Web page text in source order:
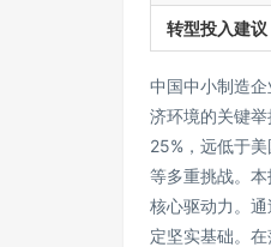
转型投入建议
中国中小制造
济环境的关键
25%，远低于
等多重挑战。
核心驱动力。
定坚实基础。